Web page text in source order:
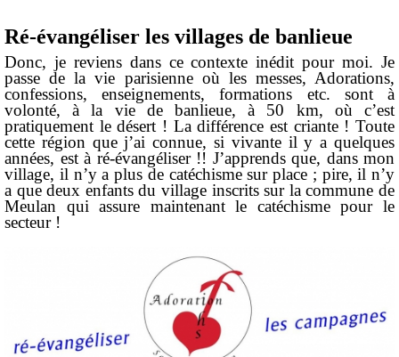
Ré-évangéliser les villages de banlieue
Donc, je reviens dans ce contexte inédit pour moi. Je
passe de la vie parisienne où les messes, Adorations,
confessions, enseignements, formations etc. sont à
volonté, à la vie de banlieue, à 50 km, où c’est
pratiquement le désert ! La différence est criante ! Toute
cette région que j’ai connue, si vivante il y a quelques
années, est à ré-évangéliser !! J’apprends que, dans mon
village, il n’y a plus de catéchisme sur place ; pire, il n’y
a que deux enfants du village inscrits sur la commune de
Meulan qui assure maintenant le catéchisme pour le
secteur !